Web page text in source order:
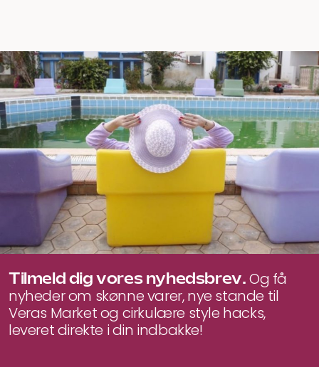
Tilmeld dig vores nyhedsbrev.Og få
nyheder om skønne varer, nye stande til
Veras Market og cirkulære style hacks,
leveret direkte i din indbakke!